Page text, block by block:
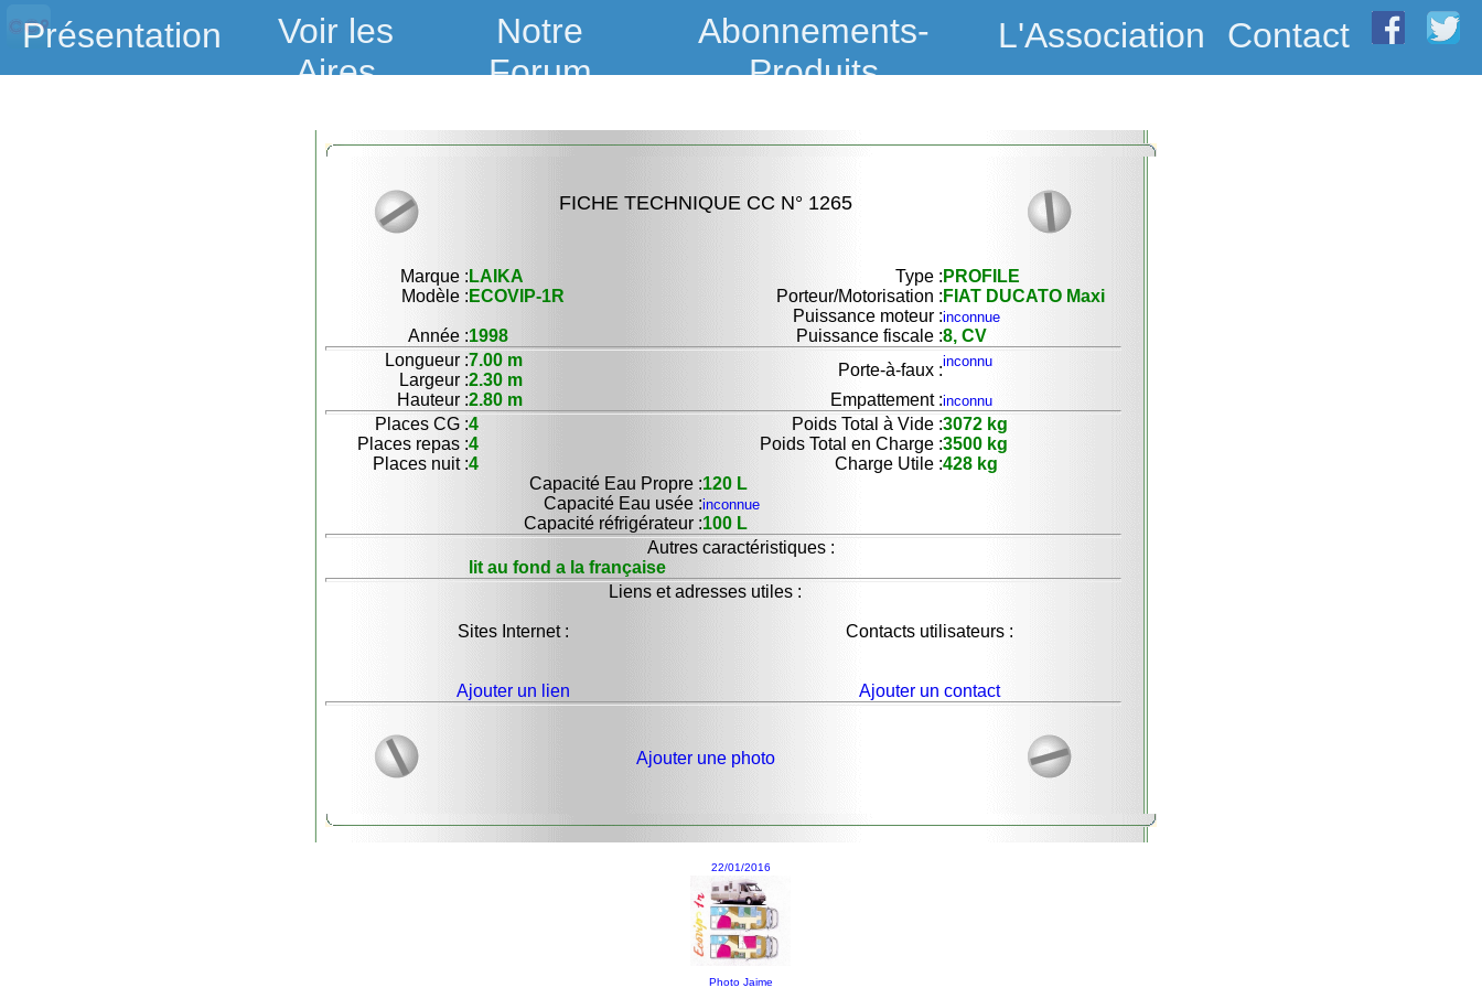
Présentation
Voir les
Aires
Notre
Forum
Abonnements-
Produits
L'Association Contact
FICHE TECHNIQUE CC N° 1265
Marque : LAIKA Type : PROFILE
Modèle : ECOVIP-1R Porteur/Motorisation : FIAT DUCATO Maxi
Puissance moteur :inconnue
Année :1998 Puissance fiscale :8, CV
Longueur :7.00 m
Porte-à-faux :inconnu
Largeur :2.30 m
Hauteur :2.80 m Empattement :inconnu
Places CG :4 Poids Total à Vide :3072 kg
Places repas :4 Poids Total en Charge :3500 kg
Places nuit :4 Charge Utile :428 kg
Capacité Eau Propre :120 L
Capacité Eau usée :inconnue
Capacité réfrigérateur :100 L
Autres caractéristiques :
lit au fond a la française
Liens et adresses utiles :
Sites Internet : Contacts utilisateurs :
Ajouter un lien Ajouter un contact
Ajouter une photo
22/01/2016
Photo Jaime